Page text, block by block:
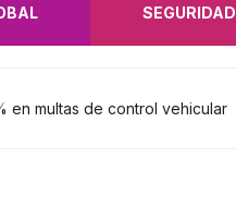
SEGURIDAD
en multas de control vehicular